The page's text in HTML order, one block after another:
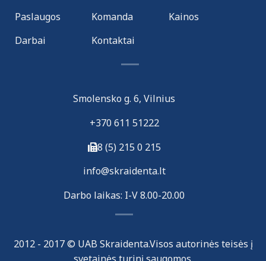
Paslaugos
Komanda
Kainos
Darbai
Kontaktai
Smolensko g. 6, Vilnius
+370 611 51222
8 (5) 215 0 215
info@skraidenta.lt
Darbo laikas: I-V 8.00-20.00
2012 - 2017 © UAB Skraidenta.Visos autorinės teisės į